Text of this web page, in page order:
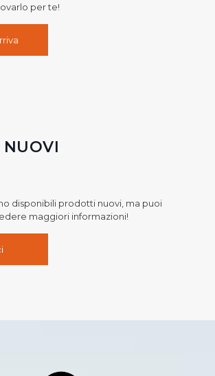
per te!
disponibili prodotti nuovi, ma puoi
maggiori informazioni!